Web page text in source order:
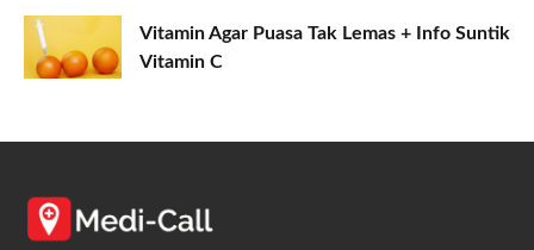
Vitamin Agar Puasa Tak Lemas + Info Suntik
Vitamin C